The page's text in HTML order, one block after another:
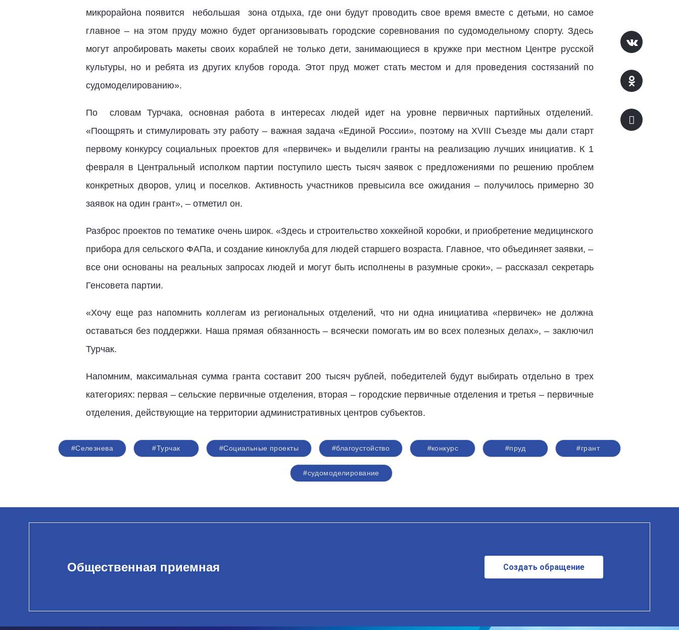
микрорайона появится небольшая зона отдыха, где они будут проводить свое время вместе с детьми, но самое
главное – на этом пруду можно будет организовывать городские соревнования по судомодельному спорту. Здесь
могут апробировать макеты своих кораблей не только дети, занимающиеся в кружке при местном Центре русской
культуры, но и ребята из других клубов города. Этот пруд может стать местом и для проведения состязаний по
судомоделированию».
По словам Турчака, основная работа в интересах людей идет на уровне первичных партийных отделений.
«Поощрять и стимулировать эту работу – важная задача «Единой России», поэтому на XVIII Съезде мы дали старт
первому конкурсу социальных проектов для «первичек» и выделили гранты на реализацию лучших инициатив. К 1
февраля в Центральный исполком партии поступило шесть тысяч заявок с предложениями по решению проблем
конкретных дворов, улиц и поселков. Активность участников превысила все ожидания – получилось примерно 30
заявок на один грант», – отметил он.
Разброс проектов по тематике очень широк. «Здесь и строительство хоккейной коробки, и приобретение медицинского
прибора для сельского ФАПа, и создание киноклуба для людей старшего возраста. Главное, что объединяет заявки, –
все они основаны на реальных запросах людей и могут быть исполнены в разумные сроки», – рассказал секретарь
Генсовета партии.
«Хочу еще раз напомнить коллегам из региональных отделений, что ни одна инициатива «первичек» не должна
оставаться без поддержки. Наша прямая обязанность – всячески помогать им во всех полезных делах», – заключил
Турчак.
Напомним, максимальная сумма гранта составит 200 тысяч рублей, победителей будут выбирать отдельно в трех
категориях: первая – сельские первичные отделения, вторая – городские первичные отделения и третья – первичные
отделения, действующие на территории административных центров субъектов.
#Селезнева #Турчак #Социальные проекты #благоустойство #конкурс #пруд #грант
#судомоделирование
Общественная приемная Создать обращение